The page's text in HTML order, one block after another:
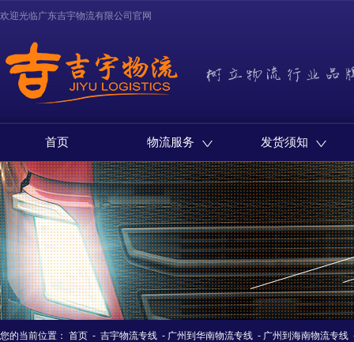
欢迎光临广东吉宇物流有限公司官网
首页 物流服务 发货须知
您的当前位置： 首页 - 吉宇物流专线 - 广州到华南物流专线 - 广州到海南物流专线